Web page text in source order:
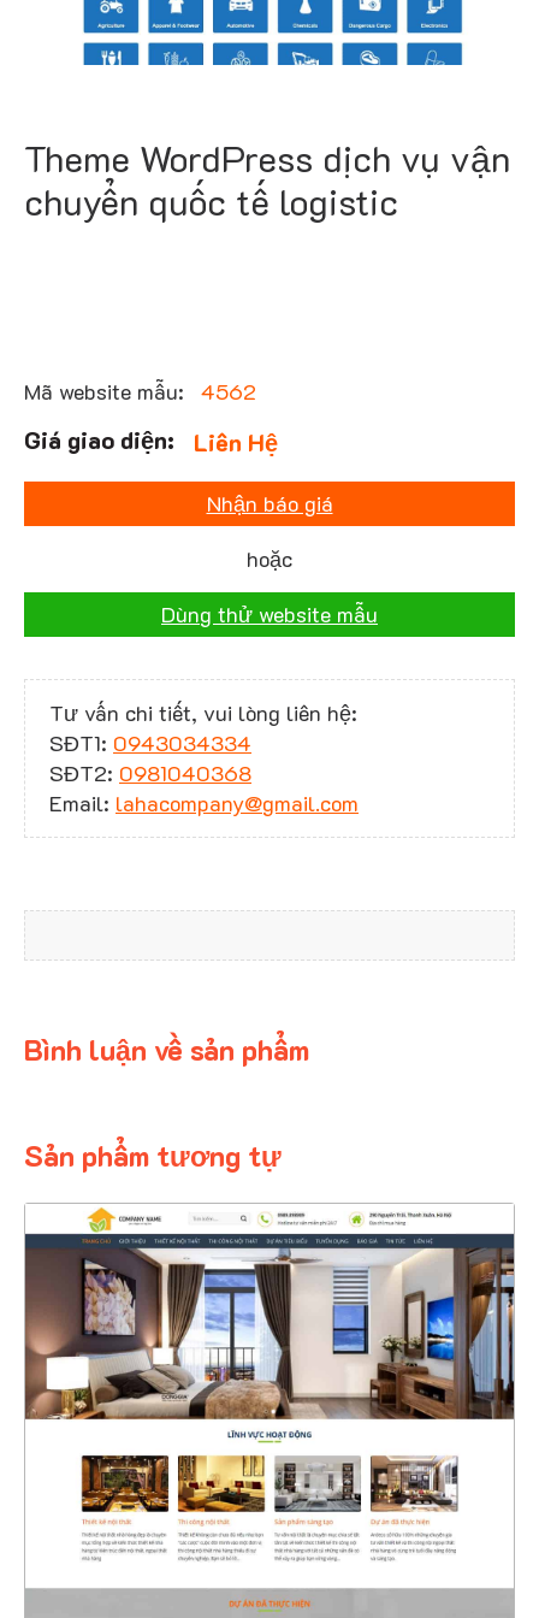
Theme WordPress dịch vụ vận
chuyển quốc tế logistic
Mã website mẫu: 4562
Liên Hệ
Nhận báo giá
hoặc
Dùng thử website mẫu
Tư vấn chi tiết, vui lòng liên hệ:
SĐT1: 0943034334
SĐT2: 0981040368
Email: lahacompany@gmail.com
Bình luận về sản phẩm
Sản phẩm tương tự
4399
CHI TIẾT